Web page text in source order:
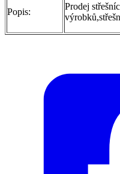
Popis:
Prodej